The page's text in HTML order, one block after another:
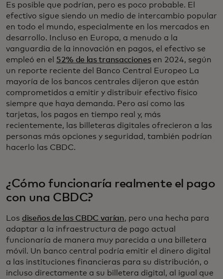
Es posible que podrían, pero es poco probable. El
efectivo sigue siendo un medio de intercambio popular
en todo el mundo, especialmente en los mercados en
desarrollo. Incluso en Europa, a menudo a la
vanguardia de la innovación en pagos, el efectivo se
empleó en el 52% de las transaccionesen 2024, según
un reporte reciente del Banco Central Europeo La
mayoría de los bancos centrales dijeron que están
comprometidos a emitir y distribuir efectivo físico
siempre que haya demanda. Pero así como las
tarjetas, los pagos en tiempo real y, más
recientemente, las billeteras digitales ofrecieron a las
personas más opciones y seguridad, también podrían
hacerlo las CBDC.
¿Cómo funcionaría realmente el pago
con una CBDC?
Los diseños de las CBDC varían, pero una hecha para
adaptar a la infraestructura de pago actual
funcionaría de manera muy parecida a una billetera
móvil. Un banco central podría emitir el dinero digital
a las instituciones financieras para su distribución, o
incluso directamente a su billetera digital, al igual que